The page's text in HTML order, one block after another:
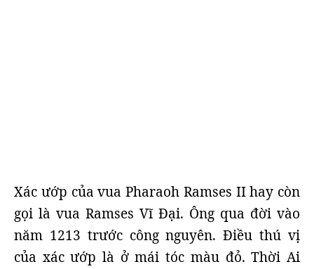
Xác ướp của vua Pharaoh Ramses II hay còn
gọi là vua Ramses Vĩ Đại. Ông qua đời vào
năm 1213 trước công nguyên. Điều thú vị
của xác ướp là ở mái tóc màu đỏ. Thời Ai